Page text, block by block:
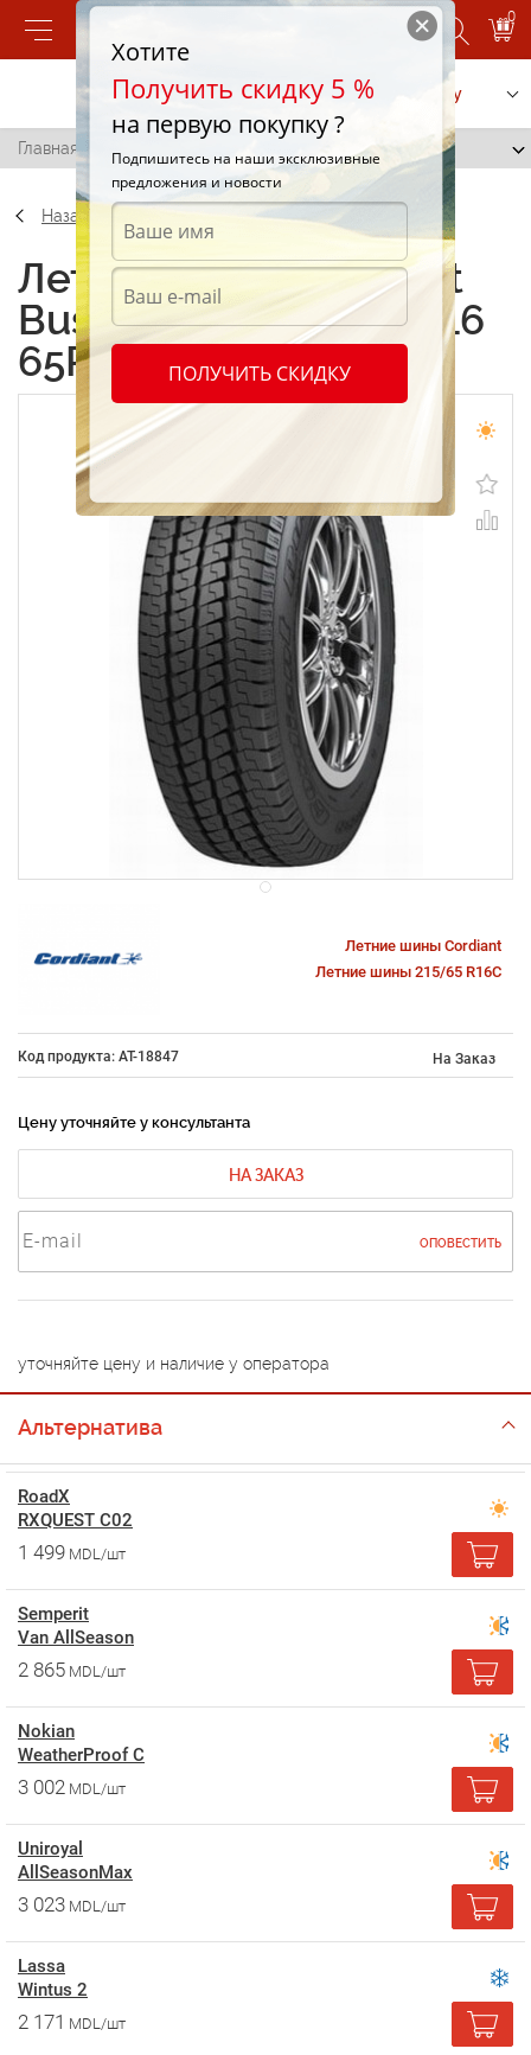
0
Позвонить Заказать услугу
Главная / Cordiant Business CS 215/65 R16 65R
Назад
Летние шины Cordiant
Business CS 215/65 R16
65R
Летние шины Cordiant
Летние шины 215/65 R16C
Код продукта: AT-18847 На Заказ
Цену уточняйте у консультанта
НА ЗАКАЗ
ОПОВЕСТИТЬ
уточняйте цену и наличие у оператора
Альтернатива
RoadX
RXQUEST C02
1 499 MDL/шт
Semperit
Van AllSeason
2 865 MDL/шт
Nokian
WeatherProof C
3 002 MDL/шт
Uniroyal
AllSeasonMax
3 023 MDL/шт
Lassa
Wintus 2
2 171 MDL/шт
Хотите
Получить скидку 5 %
на первую покупку ?
Подпишитесь на наши эксклюзивные
предложения и новости
ПОЛУЧИТЬ СКИДКУ